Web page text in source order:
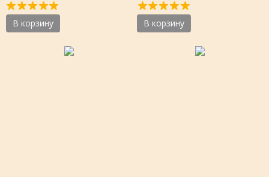
В корзину В корзину